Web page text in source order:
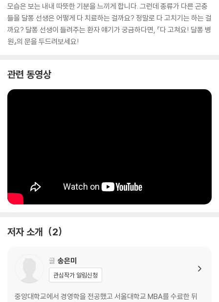
모습은 보는 내내 따뜻한 기분을 느끼게 합니다. 그런데 종류가 다른 곤충
들을 달퐁 선생은 어떻게 다 치료하는 걸까요? 정말로 다 고치기는 하는 걸
까요? 달퐁 선생이 들려주는 환자 얘기가 궁금하다면, 『다 고쳐요! 달퐁 병
원』의 문을 두드려보세요!
관련 동영상
저자 소개 2
글 송은미
관심작가 알림신청
중앙대학교에서 경영학을 전공했고 서울대학교 MBA를 수료한 뒤